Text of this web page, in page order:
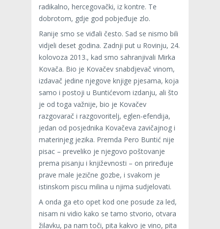
radikalno, hercegovački, iz kontre. Te
dobrotom, gdje god pobjeđuje zlo.
Ranije smo se viđali često. Sad se nismo bili
vidjeli deset godina. Zadnji put u Rovinju, 24.
kolovoza 2013., kad smo sahranjivali Mirka
Kovača. Bio je Kovačev snabdjevač vinom,
izdavač jedine njegove knjige pjesama, koja
samo i postoji u Buntićevom izdanju, ali što
je od toga važnije, bio je Kovačev
razgovarač i razgovoritelj, eglen-efendija,
jedan od posjednika Kovačeva zavičajnog i
materinjeg jezika. Premda Pero Buntić nije
pisac – preveliko je njegovo poštovanje
prema pisanju i književnosti – on priređuje
prave male jezične gozbe, i svakom je
istinskom piscu milina u njima sudjelovati.
A onda ga eto opet kod one posude za led,
nisam ni vidio kako se tamo stvorio, otvara
žilavku, pa nam toči, pita kakvo je vino, pita